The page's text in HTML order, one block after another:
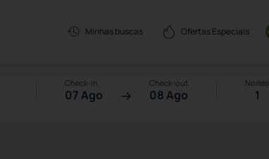
Minhas buscas Ofertas Especiais
Check-in
07 Ago
Check-out
08 Ago
Noites
1